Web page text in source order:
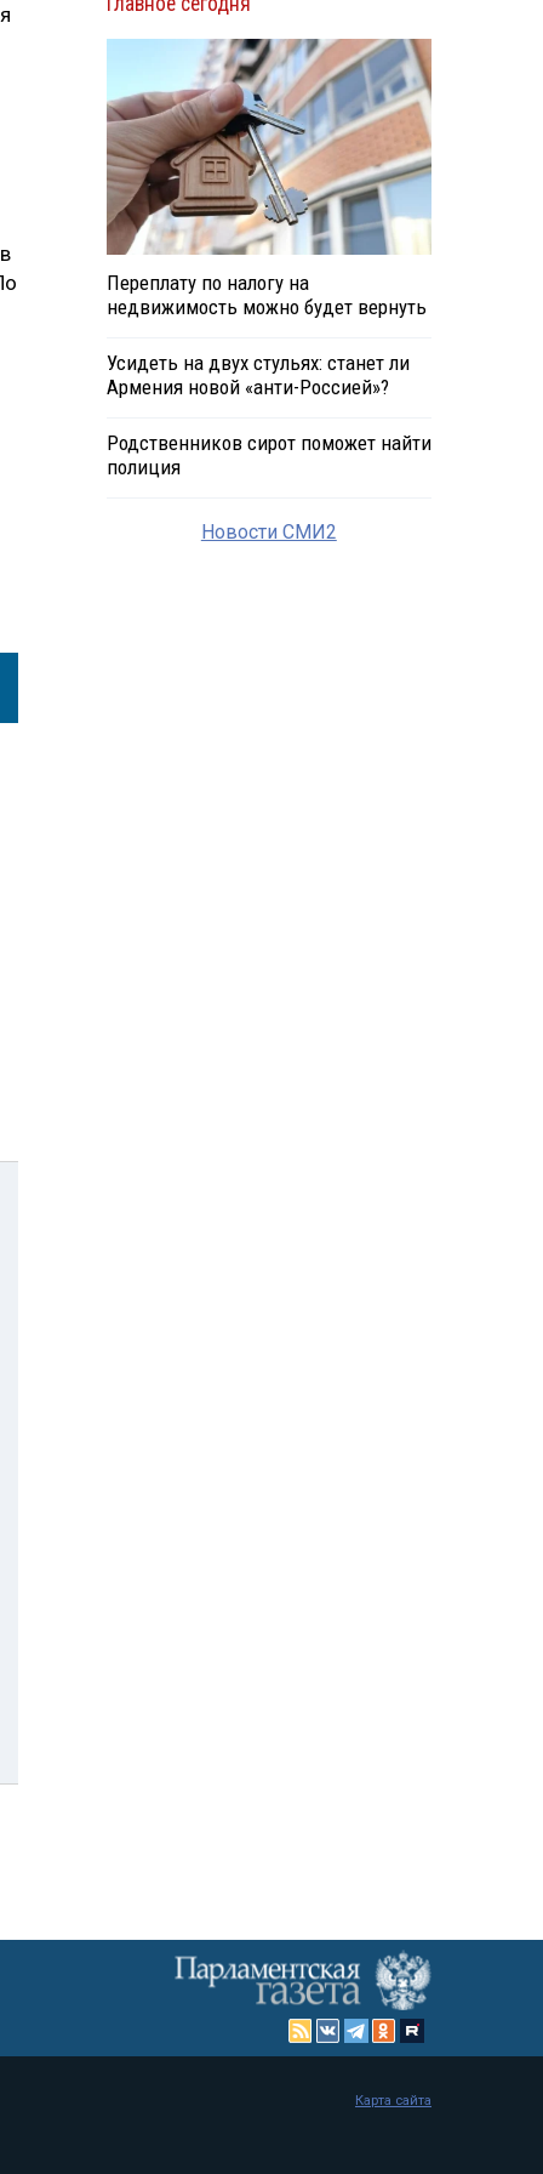
Переплату по налогу на
недвижимость можно будет вернуть
Усидеть на двух стульях: станет ли
Армения новой «анти-Россией»?
Родственников сирот поможет найти
полиция
Новости СМИ2
Карта сайта